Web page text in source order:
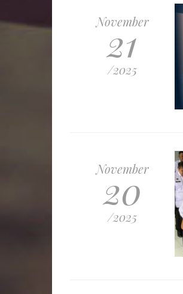
November
21
/2025
November
20
/2025